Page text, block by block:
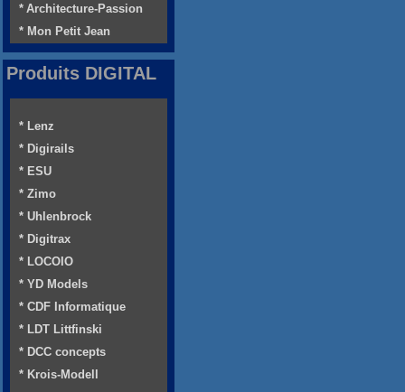
* Architecture-Passion
* Mon Petit Jean
Produits DIGITAL
* Lenz
* Digirails
* ESU
* Zimo
* Uhlenbrock
* Digitrax
* LOCOIO
* YD Models
* CDF Informatique
* LDT Littfinski
* DCC concepts
* Krois-Modell